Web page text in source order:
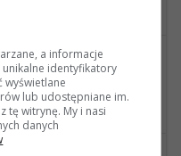
16 60916
Ostatnia wiadomość: 09 Listopada 2023, 08:51 02s wysłana przez Krisu
a informacje
identyfikatory
wyświetlane
lub udostępniane im.
tę witrynę. My i nasi
danych